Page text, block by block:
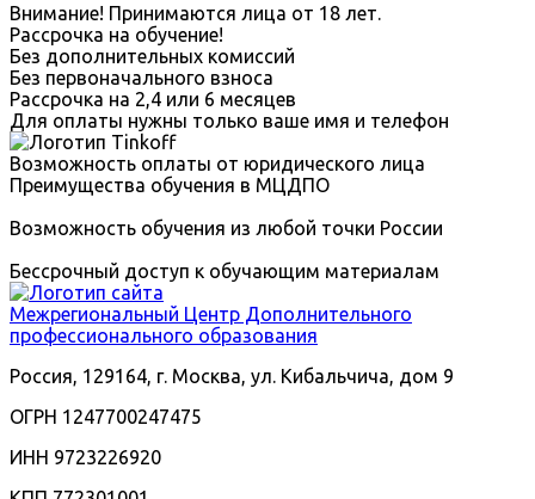
Внимание! Принимаются лица от 18 лет.
Рассрочка на обучение!
Без дополнительных комиссий
Без первоначального взноса
Рассрочка на 2,4 или 6 месяцев
Для оплаты нужны только ваше имя и телефон
Возможность оплаты от юридического лица
Преимущества обучения в МЦДПО
Возможность обучения из любой точки России
Бессрочный доступ к обучающим материалам
Межрегиональный Центр Дополнительного
профессионального образования
Россия, 129164, г. Москва, ул. Кибальчича, дом 9
ОГРН 1247700247475
ИНН 9723226920